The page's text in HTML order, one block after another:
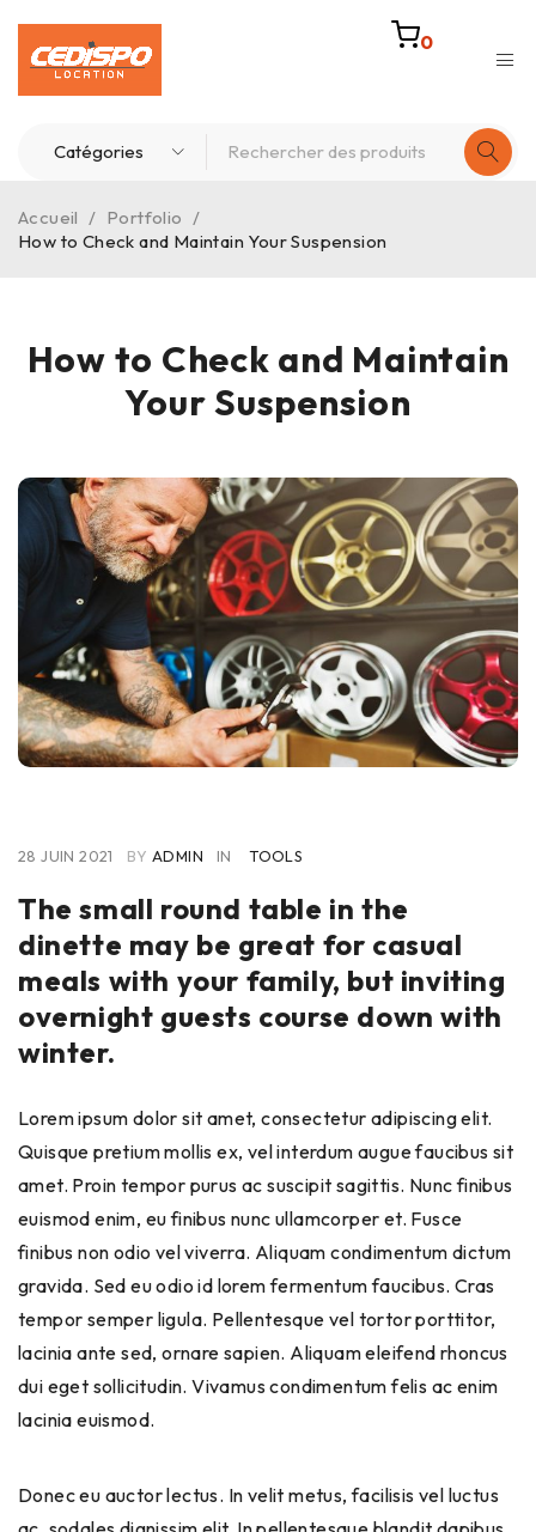
0
Accueil / Portfolio /
How to Check and Maintain Your Suspension
How to Check and Maintain
Your Suspension
28 JUIN 2021 BY ADMIN IN TOOLS
The small round table in the
dinette may be great for casual
meals with your family, but inviting
overnight guests course down with
winter.
Lorem ipsum dolor sit amet, consectetur adipiscing elit.
Quisque pretium mollis ex, vel interdum augue faucibus sit
amet. Proin tempor purus ac suscipit sagittis. Nunc finibus
euismod enim, eu finibus nunc ullamcorper et. Fusce
finibus non odio vel viverra. Aliquam condimentum dictum
gravida. Sed eu odio id lorem fermentum faucibus. Cras
tempor semper ligula. Pellentesque vel tortor porttitor,
lacinia ante sed, ornare sapien. Aliquam eleifend rhoncus
dui eget sollicitudin. Vivamus condimentum felis ac enim
lacinia euismod.
Donec eu auctor lectus. In velit metus, facilisis vel luctus